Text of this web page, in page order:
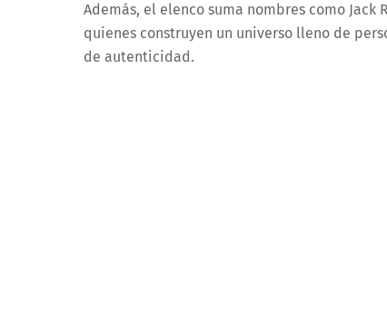
Además, el elenco suma nombres como Jack
quienes construyen un universo lleno de
de autenticidad.